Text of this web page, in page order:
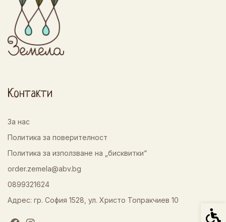
Контакти
За нас
Политика за поверителност
Политика за използване на „бисквитки“
order.zemela@abv.bg
0899321624
Адрес: гр. София 1528, ул. Христо Топракчиев 10